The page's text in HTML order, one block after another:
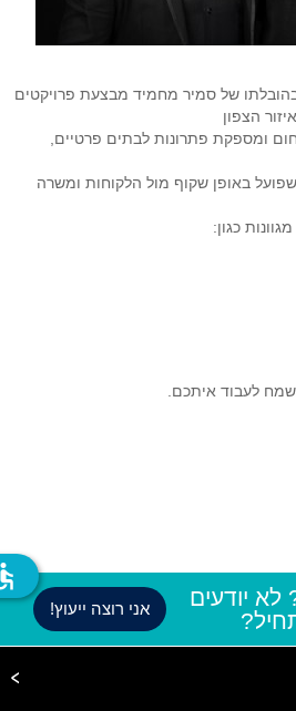
של סמיר מחמיד מבצעת פרויקטים
הצפון
ומספקת פתרונות לבתים פרטיים,
באופן שקוף מול הלקוחות ומשרה
כגון:
לעבוד איתכם.
לא יודעים
אני רוצה ייעוץ!